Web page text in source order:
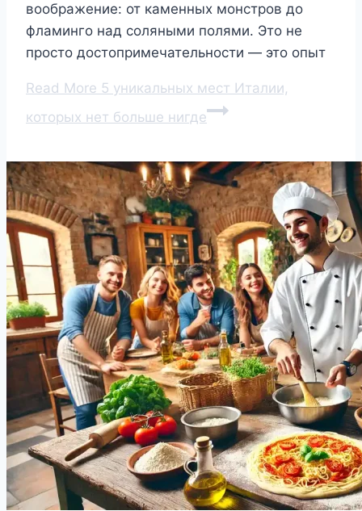
воображение: от каменных монстров до
фламинго над соляными полями. Это не
просто достопримечательности — это опыт
Read More 5 уникальных мест Италии,
которых нет больше нигде